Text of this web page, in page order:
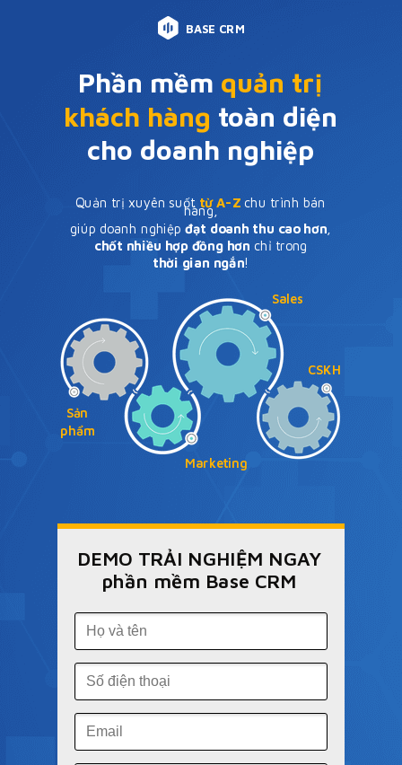
phần mềm Base CRM
DEMO TRẢI NGHIỆM NGAY
BASE CRM
Sản
phẩm
Marketing
Sales
CSKH
Phần mềm quản trị
khách hàng toàn diện
cho doanh nghiệp
Quản trị xuyên suốt từ A-Z chu trình bán
hàng,
giúp doanh nghiệpđạt doanh thu cao hơn
chốt nhiều hợp đồng hơn chỉ trong
thời gian ngắn!